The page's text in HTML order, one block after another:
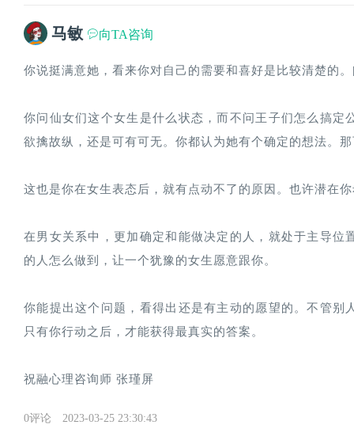
马敏 向TA咨询
你说挺满意她，看来你对自己的需要和喜好是比较清楚的
你问仙女们这个女生是什么状态，而不问王子们怎么搞
欲擒故纵，还是可有可无。你都认为她有个确定的想法。
这也是你在女生表态后，就有点动不了的原因。也许潜在
在男女关系中，更加确定和能做决定的人，就处于主导
的人怎么做到，让一个犹豫的女生愿意跟你。
你能提出这个问题，看得出还是有主动的愿望的。不管
只有你行动之后，才能获得最真实的答案。
祝融心理咨询师 张瑾屏
0评论 2023-03-25 23:30:43